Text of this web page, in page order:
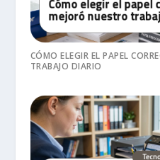
CÓMO ELEGIR EL PAPEL
TRABAJO DIARIO